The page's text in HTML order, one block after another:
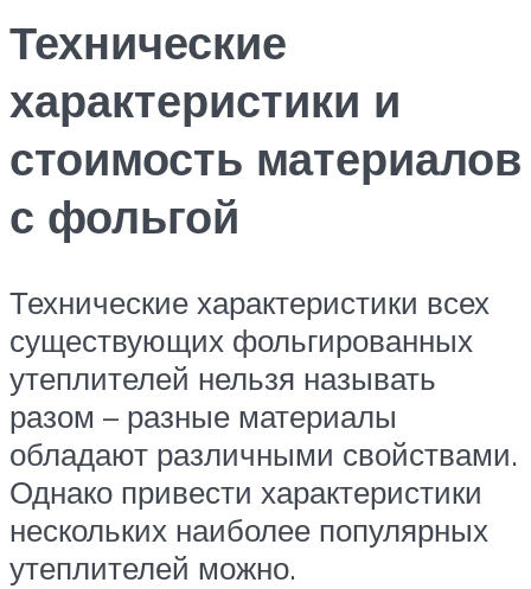
Технические
характеристики и
стоимость материалов
с фольгой
Технические характеристики всех
существующих фольгированных
утеплителей нельзя называть
разом – разные материалы
обладают различными свойствами.
Однако привести характеристики
нескольких наиболее популярных
утеплителей можно.